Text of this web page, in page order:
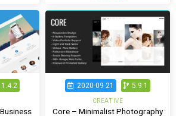
1.4.2 2020-09-21 5.9.1
CREATIVE
Core – Minimalist Photography